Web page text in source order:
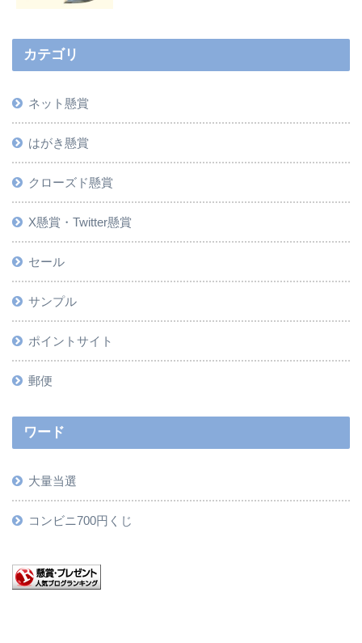
カテゴリ
ネット懸賞
はがき懸賞
クローズド懸賞
X懸賞・Twitter懸賞
セール
サンプル
ポイントサイト
郵便
ワード
大量当選
コンビニ700円くじ